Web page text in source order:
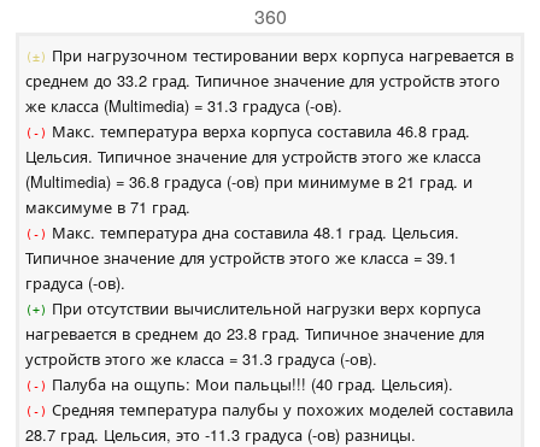
360
(±) При нагрузочном тестировании верх корпуса нагревается в
среднем до 33.2 град. Типичное значение для устройств этого
же класса (Multimedia) = 31.3 градуса (-ов).
(-) Макс. температура верха корпуса составила 46.8 град.
Цельсия. Типичное значение для устройств этого же класса
(Multimedia) = 36.8 градуса (-ов) при минимуме в 21 град. и
максимуме в 71 град.
(-) Макс. температура дна составила 48.1 град. Цельсия.
Типичное значение для устройств этого же класса = 39.1
градуса (-ов).
(+) При отсутствии вычислительной нагрузки верх корпуса
нагревается в среднем до 23.8 град. Типичное значение для
устройств этого же класса = 31.3 градуса (-ов).
(-) Палуба на ощупь: Мои пальцы!!! (40 град. Цельсия).
(-) Средняя температура палубы у похожих моделей составила
28.7 град. Цельсия, это -11.3 градуса (-ов) разницы.